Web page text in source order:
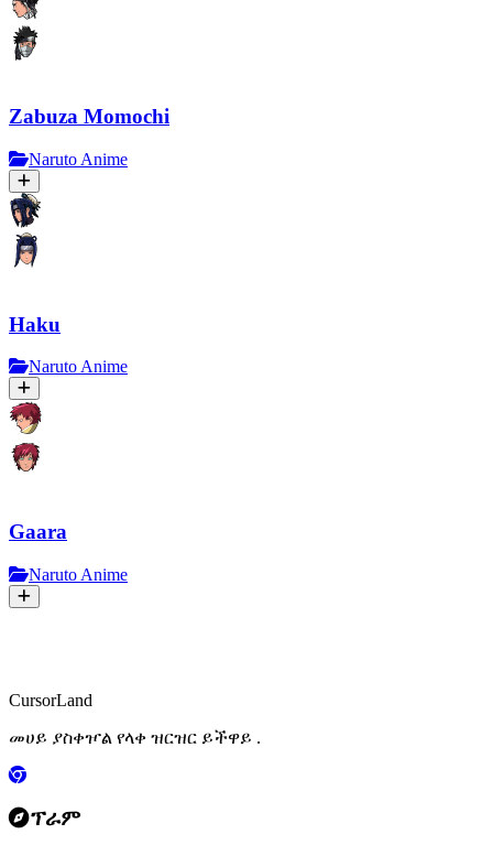
Zabuza Momochi
Naruto Anime
Haku
Naruto Anime
Gaara
Naruto Anime
CursorLand
መሀይ ያስቀዦል የላቀ ዝርዝር ይችዋይ .
ፕራም